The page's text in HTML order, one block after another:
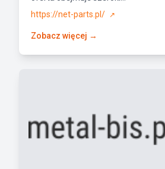
https://net-parts.pl/
↗
Zobacz więcej →